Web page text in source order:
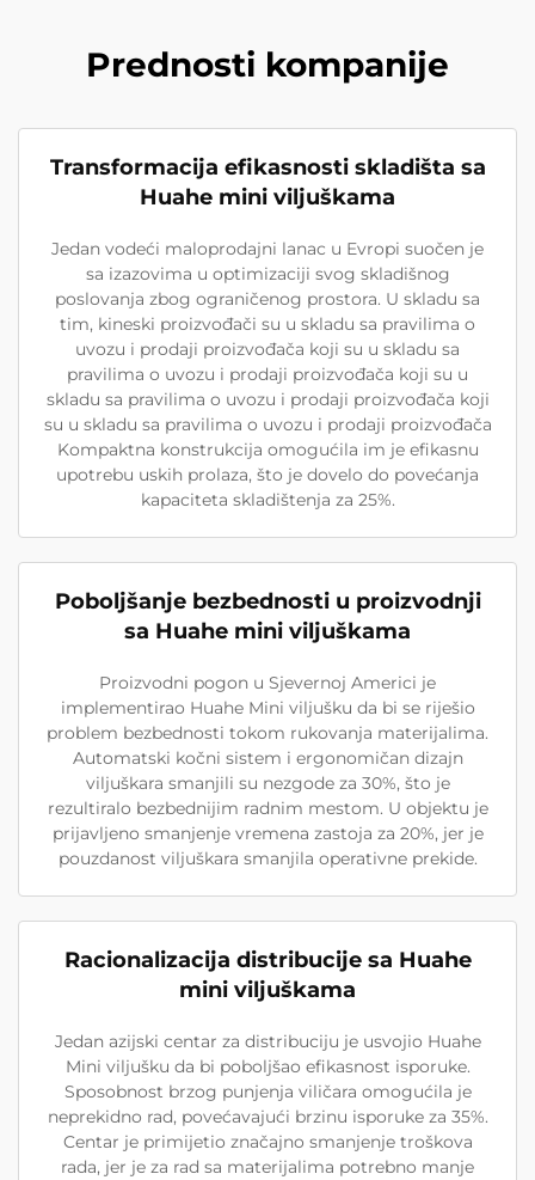
Prednosti kompanije
Transformacija efikasnosti skladišta sa
Huahe mini viljuškama
Jedan vodeći maloprodajni lanac u Evropi suočen je
sa izazovima u optimizaciji svog skladišnog
poslovanja zbog ograničenog prostora. U skladu sa
tim, kineski proizvođači su u skladu sa pravilima o
uvozu i prodaji proizvođača koji su u skladu sa
pravilima o uvozu i prodaji proizvođača koji su u
skladu sa pravilima o uvozu i prodaji proizvođača koji
su u skladu sa pravilima o uvozu i prodaji proizvođača
Kompaktna konstrukcija omogućila im je efikasnu
upotrebu uskih prolaza, što je dovelo do povećanja
kapaciteta skladištenja za 25%.
Poboljšanje bezbednosti u proizvodnji
sa Huahe mini viljuškama
Proizvodni pogon u Sjevernoj Americi je
implementirao Huahe Mini viljušku da bi se riješio
problem bezbednosti tokom rukovanja materijalima.
Automatski kočni sistem i ergonomičan dizajn
viljuškara smanjili su nezgode za 30%, što je
rezultiralo bezbednijim radnim mestom. U objektu je
prijavljeno smanjenje vremena zastoja za 20%, jer je
pouzdanost viljuškara smanjila operativne prekide.
Racionalizacija distribucije sa Huahe
mini viljuškama
Jedan azijski centar za distribuciju je usvojio Huahe
Mini viljušku da bi poboljšao efikasnost isporuke.
Sposobnost brzog punjenja viličara omogućila je
neprekidno rad, povećavajući brzinu isporuke za 35%.
Centar je primijetio značajno smanjenje troškova
rada, jer je za rad sa materijalima potrebno manje